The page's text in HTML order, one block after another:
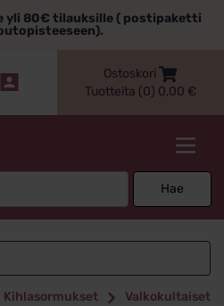
yli 80€ tilauksille ( postipaketti
Ostoskori
Tuotteita (0) 0,00 €
Hae
Kihlasormukset
Valkokultaiset